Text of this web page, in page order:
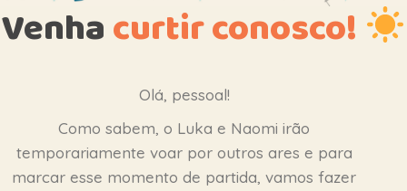
Venhacurtir conosco!
Olá, pessoal!
Como sabem, o Luka e Naomi irão
temporariamente voar por outros ares e para
marcar esse momento de partida, vamos fazer